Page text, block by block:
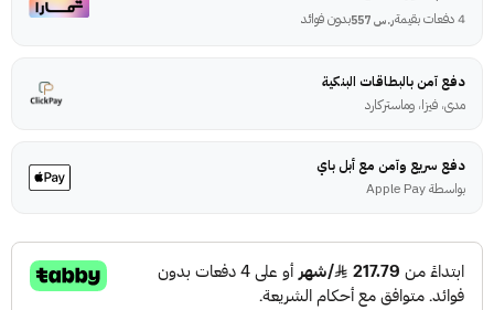
4 دفعات بقيمة
ر.س بدون فوائد
دفع آمن بالبطاقات البنكية
مدى، فيزا، وماستركارد
دفع سريع وآمن مع أبل باي
بواسطة Apple Pay